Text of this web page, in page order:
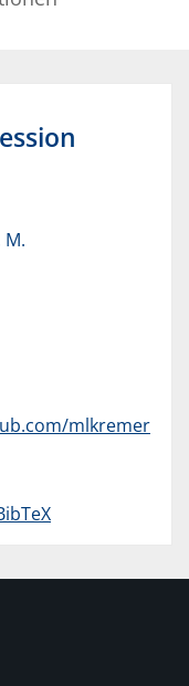
mlkremer